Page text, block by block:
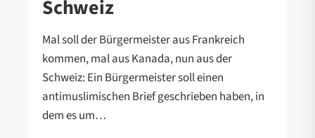
Schweiz
Mal soll der Bürgermeister aus Frankreich
kommen, mal aus Kanada, nun aus der
Schweiz: Ein Bürgermeister soll einen
antimuslimischen Brief geschrieben haben, in
dem es um…